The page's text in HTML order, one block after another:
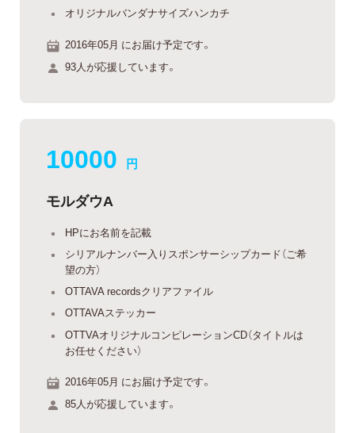
オリジナルバンダナサイズハンカチ
2016年05月 にお届け予定です。
93人が応援しています。
10000 円
モルダウA
HPにお名前を記載
シリアルナンバー入りスポンサーシップカード（ご希
望の方）
OTTAVA recordsクリアファイル
OTTAVAステッカー
OTTVAオリジナルコンピレーションCD（タイトルは
お任せください）
2016年05月 にお届け予定です。
85人が応援しています。